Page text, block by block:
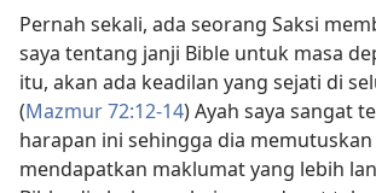
Pernah sekali, ada seorang Saksi
saya tentang janji Bible untuk masa
itu, akan ada keadilan yang sejati di
(Mazmur 72:12-​14) Ayah saya sangat
harapan ini sehingga dia
mendapatkan maklumat yang lebih